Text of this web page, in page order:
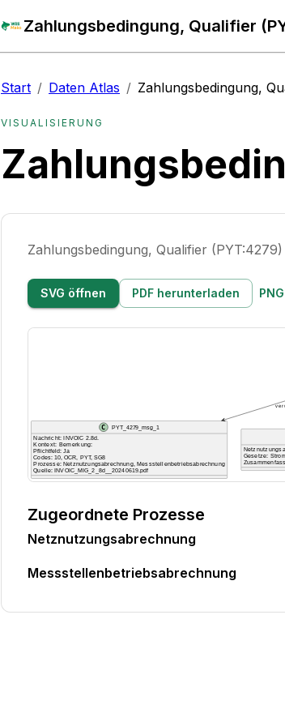
Zahlungsbedingung, Qualifier
Start / Daten Atlas / Zahlungsbedingung,
VISUALISIERUNG
Zahlungsbedingung, Qualifier
SVG öffnen PDF herunterladen
Zugeordnete Prozesse
Netznutzungsabrechnung
Messstellenbetriebsabrechnung